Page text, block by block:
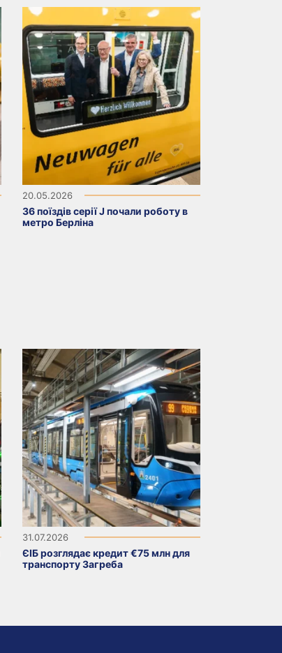
20.05.2026
36 поїздів серії J почали роботу в
метро Берліна
31.07.2026
ЄІБ розглядає кредит €75 млн для
транспорту Загреба